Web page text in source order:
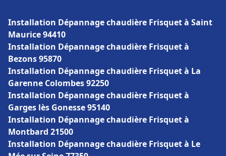
Installation Dépannage chaudière Frisquet à Saint
Maurice 94410
Installation Dépannage chaudière Frisquet à
Bezons 95870
Installation Dépannage chaudière Frisquet à La
Garenne Colombes 92250
Installation Dépannage chaudière Frisquet à
Garges lès Gonesse 95140
Installation Dépannage chaudière Frisquet à
Montbard 21500
Installation Dépannage chaudière Frisquet à Le